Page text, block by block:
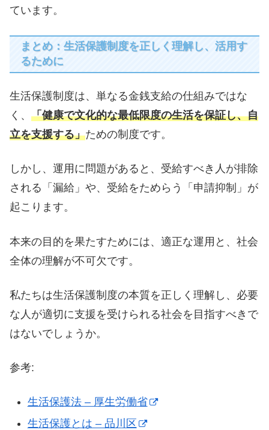
ています。
まとめ：生活保護制度を正しく理解し、活用す
るために
生活保護制度は、単なる金銭支給の仕組みではな
く、 「健康で文化的な最低限度の生活を保証し、自
立を支援する」ための制度です。
しかし、運用に問題があると、受給すべき人が排除
される「漏給」や、受給をためらう「申請抑制」が
起こります。
本来の目的を果たすためには、適正な運用と、社会
全体の理解が不可欠です。
私たちは生活保護制度の本質を正しく理解し、必要
な人が適切に支援を受けられる社会を目指すべきで
はないでしょうか。
参考:
生活保護法 – 厚生労働省
生活保護とは – 品川区